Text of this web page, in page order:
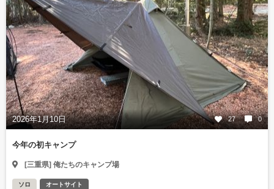
2026年1月10日 27 0
今年の初キャンプ
[三重県] 俺たちのキャンプ場
ソロ オートサイト